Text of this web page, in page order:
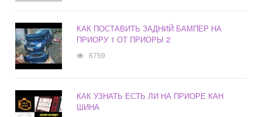
КАК ПОСТАВИТЬ ЗАДНИЙ БАМПЕР НА
ПРИОРУ 1 ОТ ПРИОРЫ 2
6759
КАК УЗНАТЬ ЕСТЬ ЛИ НА ПРИОРЕ КАН
ШИНА